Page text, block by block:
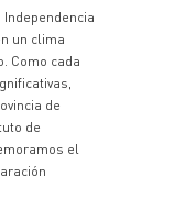
un clima
Como cada
de
de
el